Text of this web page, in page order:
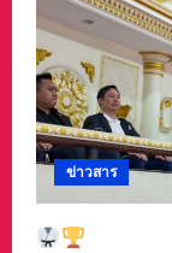
ข่าวสาร